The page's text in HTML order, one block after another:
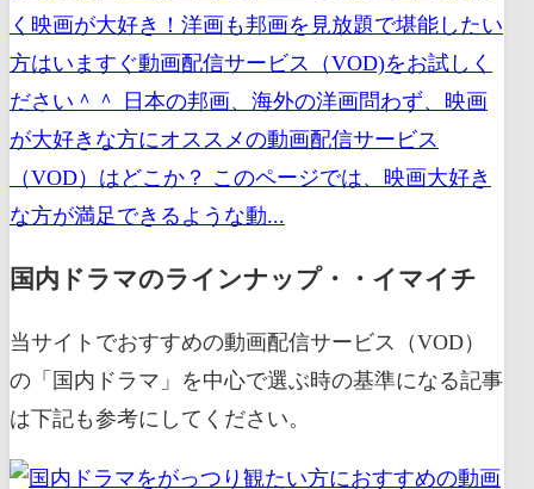
く映画が大好き！洋画も邦画を見放題で堪能したい
方はいますぐ動画配信サービス（VOD)をお試しく
ださい＾＾ 日本の邦画、海外の洋画問わず、映画
が大好きな方にオススメの動画配信サービス
（VOD）はどこか？ このページでは、映画大好き
な方が満足できるような動...
国内ドラマのラインナップ・・イマイチ
当サイトでおすすめの動画配信サービス（VOD）
の「国内ドラマ」を中心で選ぶ時の基準になる記事
は下記も参考にしてください。